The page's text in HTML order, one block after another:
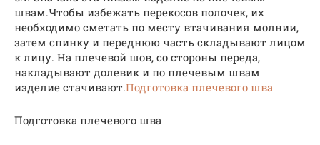
швам.Чтобы избежать перекосов полочек, их
необходимо сметать по месту втачивания молнии,
затем спинку и переднюю часть складывают лицом
к лицу. На плечевой шов, со стороны переда,
накладывают долевик и по плечевым швам
изделие стачивают.Подготовка плечевого шва
Подготовка плечевого шва